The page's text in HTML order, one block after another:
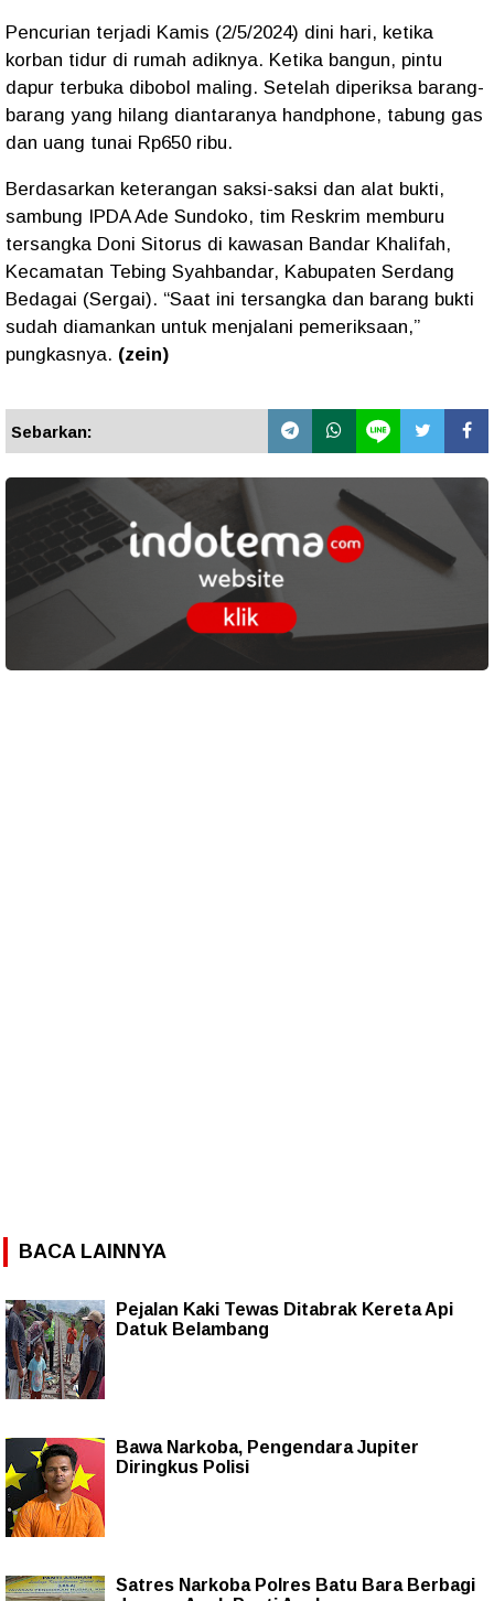
Pencurian terjadi Kamis (2/5/2024) dini hari, ketika
korban tidur di rumah adiknya. Ketika bangun, pintu
dapur terbuka dibobol maling. Setelah diperiksa barang-
barang yang hilang diantaranya handphone, tabung gas
dan uang tunai Rp650 ribu.
Berdasarkan keterangan saksi-saksi dan alat bukti,
sambung IPDA Ade Sundoko, tim Reskrim memburu
tersangka Doni Sitorus di kawasan Bandar Khalifah,
Kecamatan Tebing Syahbandar, Kabupaten Serdang
Bedagai (Sergai). “Saat ini tersangka dan barang bukti
sudah diamankan untuk menjalani pemeriksaan,”
pungkasnya. (zein)
Sebarkan:
BACA LAINNYA
Pejalan Kaki Tewas Ditabrak Kereta Api
Datuk Belambang
Bawa Narkoba, Pengendara Jupiter
Diringkus Polisi
Satres Narkoba Polres Batu Bara Berbagi